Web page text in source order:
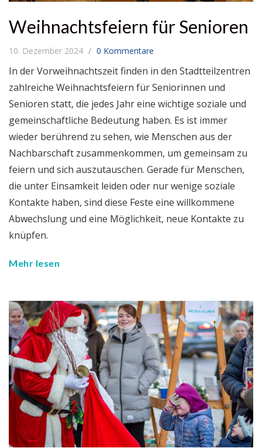
Weihnachtsfeiern für Senioren
10. Dezember 2024 0 Kommentare
In der Vorweihnachtszeit finden in den Stadtteilzentren
zahlreiche Weihnachtsfeiern für Seniorinnen und
Senioren statt, die jedes Jahr eine wichtige soziale und
gemeinschaftliche Bedeutung haben. Es ist immer
wieder berührend zu sehen, wie Menschen aus der
Nachbarschaft zusammenkommen, um gemeinsam zu
feiern und sich auszutauschen. Gerade für Menschen,
die unter Einsamkeit leiden oder nur wenige soziale
Kontakte haben, sind diese Feste eine willkommene
Abwechslung und eine Möglichkeit, neue Kontakte zu
knüpfen.
Mehr lesen